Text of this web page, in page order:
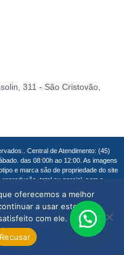
311 - São Cristovão,
Central de Atendimento: (45)
das 08:00h ao 12:00. As imagens
e marca são de propriedade do site
total ou parcial, sem a
Criação de Sites
oferecemos a melhor
a usar este site,
com ele.
Recusar